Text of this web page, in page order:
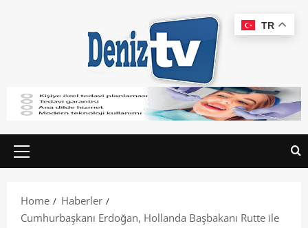
Home
Haberler
Cumhurbaşkanı Erdoğan, Hollanda Başbakanı Rutte ile
TR